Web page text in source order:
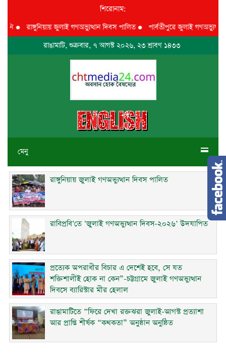
শিরোনাম:
●রাঙ্গুনিয়ায় জুলাই গণঅভ্যুত্থান দিবস পালিত●পার্বতীপুরে জুলাই গণঅভ্যুত্থান
রাঙামাটি, শুক্রবার, ৭ আগস্ট ২০২৬, ২৩ শ্রাবণ ১৪৩৩
মেনু
রাঙ্গুনিয়ায় জুলাই গণঅভ্যুত্থান দিবস পালিত
রাবিপ্রবি’তে ‘জুলাই গণঅভ্যুত্থান দিবস-২০২৬’ উদযাপিত
প্রত্যেক অপরাধীর বিচার এ দেশেই হবে, সে যত
শক্তিশালীই হোক না কেন”-চট্টগ্রামে জুলাই গণঅভ্যুত্থান
দিবসে ব্যারিস্টার মীর হেলাল
রাঙামাটিতে “ফিরে দেখা রক্তঝরা জুলাই-আগস্ট প্রত্যাশা
আর প্রাপ্তি শীর্ষক “কথকতা” অনুষ্ঠান অনুষ্ঠিত